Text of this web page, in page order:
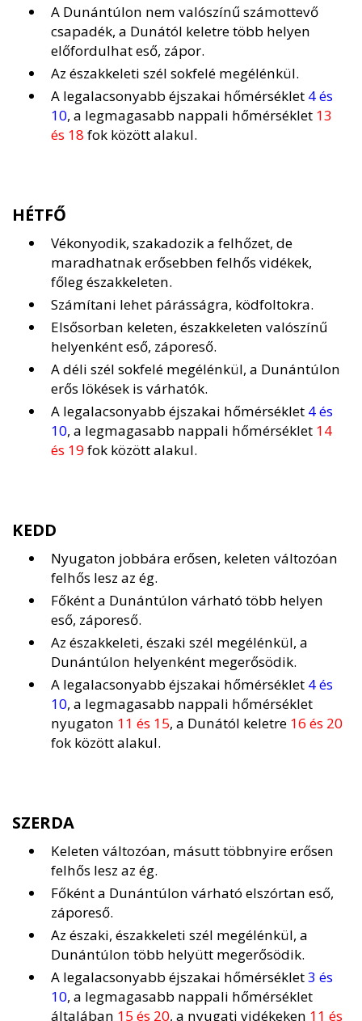
A Dunántúlon nem valószínű számottevő
csapadék, a Dunától keletre több helyen
előfordulhat eső, zápor.
Az északkeleti szél sokfelé megélénkül.
A legalacsonyabb éjszakai hőmérséklet 4 és
10, a legmagasabb nappali hőmérséklet 13
és 18 fok között alakul.
HÉTFŐ
Vékonyodik, szakadozik a felhőzet, de
maradhatnak erősebben felhős vidékek,
főleg északkeleten.
Számítani lehet párásságra, ködfoltokra.
Elsősorban keleten, északkeleten valószínű
helyenként eső, záporeső.
A déli szél sokfelé megélénkül, a Dunántúlon
erős lökések is várhatók.
A legalacsonyabb éjszakai hőmérséklet 4 és
10, a legmagasabb nappali hőmérséklet 14
és 19fok között alakul.
KEDD
Nyugaton jobbára erősen, keleten változóan
felhős lesz az ég.
Főként a Dunántúlon várható több helyen
eső, záporeső.
Az északkeleti, északi szél megélénkül, a
Dunántúlon helyenként megerősödik.
A legalacsonyabb éjszakai hőmérséklet 4 és
10, a legmagasabb nappali hőmérséklet
nyugaton 11 és 15, a Dunától keletre 16 és 20
fok között alakul.
SZERDA
Keleten változóan, másutt többnyire erősen
felhős lesz az ég.
Főként a Dunántúlon várható elszórtan eső,
záporeső.
Az északi, északkeleti szél megélénkül, a
Dunántúlon több helyütt megerősödik.
A legalacsonyabb éjszakai hőmérséklet3 és
10, a legmagasabb nappali hőmérséklet
általában 15 és 20, a nyugati vidékeken 11 és